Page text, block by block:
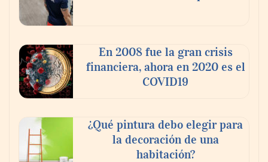
‘El ransomware se puede vencer. No
Ricardo Palacio EscobarEn 2008 fue la gran crisis
financiera, ahora en 2020 es el
COVID19
¿Qué pintura debo elegir para
la decoración de una
habitación?